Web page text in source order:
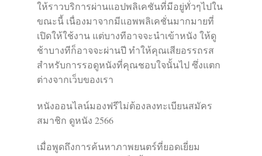
ให้ราวบริการผ่านแอปพลิเคชันที่มีอยู่ทั่วๆไปใน
ขณะนี้ เนื่องมาจากมีแอพพลิเคชั่นมากมายที่
เปิดให้ใช้งาน แต่บางทีอาจจะนำเข้าหนัง ให้ดู
ช้าบางทีก็อาจจะผ่านปี ทำให้คุณเสียอรรถรส
สำหรับการรอดูหนังที่คุณชอบใจนั้นไป ซึ่งแตก
ต่างจากเว็บของเรา
หนังออนไลน์มองฟรีไม่ต้องลงทะเบียนสมัคร
สมาชิก ดูหนัง 2566
เมื่อพูดถึงการค้นหาภาพยนตร์ที่ยอดเยี่ยม